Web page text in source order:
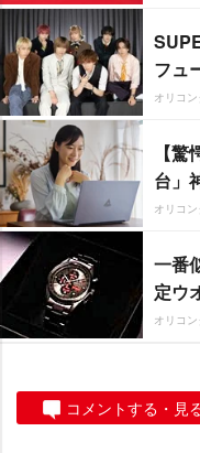
フュ
オリコ
【
台」
オリコ
一番
定ウ
オリコ
コメントする・見